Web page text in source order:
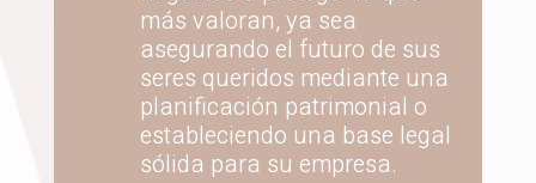
más valoran, ya sea
asegurando el futuro de sus
seres queridos mediante una
planificación patrimonial o
estableciendo una base legal
sólida para su empresa.